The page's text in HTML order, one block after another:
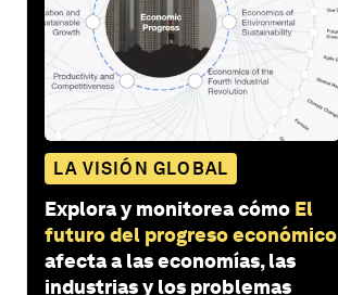
LA VISIÓN GLOBAL
Explora y monitorea cómo El
futuro del progreso económico
afecta a las economías, las
industrias y los problemas